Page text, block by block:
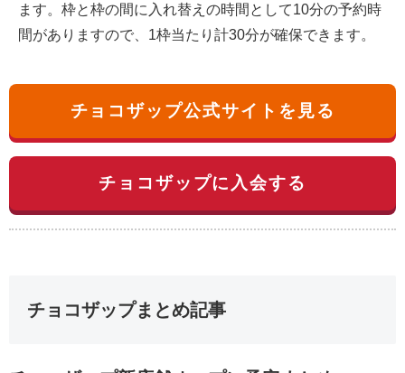
ます。枠と枠の間に入れ替えの時間として10分の予約時
間がありますので、1枠当たり計30分が確保できます。
チョコザップ公式サイトを見る
チョコザップに入会する
チョコザップまとめ記事